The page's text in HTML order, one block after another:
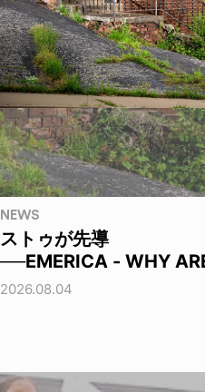
NEWS
ストゥが先導
──EMERICA - WHY
2026.08.04